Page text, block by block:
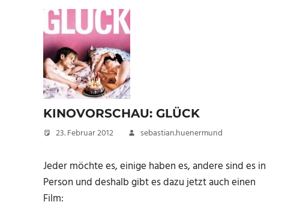
KINOVORSCHAU: GLÜCK
23. Februar 2012 sebastian.huenermund
Jeder möchte es, einige haben es, andere sind es in
Person und deshalb gibt es dazu jetzt auch einen
Film: